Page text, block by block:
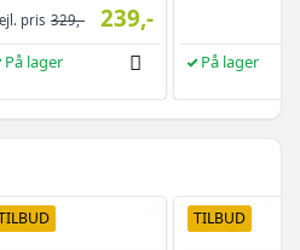
pris 329,- 239,-
På lager På lager
TILBUD